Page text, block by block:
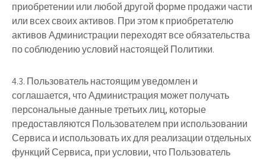
приобретении или любой другой форме продажи части
или всех своих активов. При этом к приобретателю
активов Администрации переходят все обязательства
по соблюдению условий настоящей Политики.
4.3. Пользователь настоящим уведомлен и
соглашается, что Администрация может получать
персональные данные третьих лиц, которые
предоставляются Пользователем при использовании
Сервиса и использовать их для реализации отдельных
функций Сервиса, при условии, что Пользователь